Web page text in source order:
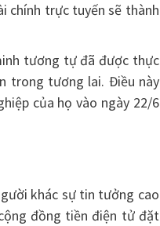
chính trực tuyến sẽ thành
tương tự đã được thực
trong tương lai. Điều này
của họ vào ngày 22/6
khác sự tin tưởng cao
đồng tiền điện tử đặt